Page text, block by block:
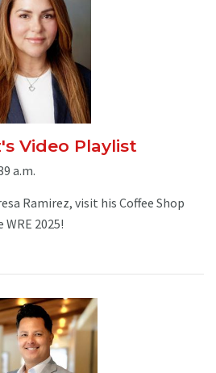
Video Playlist
a.m.
Ramirez, visit his Coffee Shop
WRE 2025!